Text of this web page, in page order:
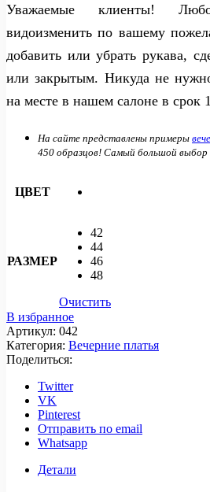
Уважаемые клиенты!
видоизменить по вашему
добавить или убрать рукава,
или закрытым. Никуда не
на месте в нашем салоне в срок
На сайте представлены примеры
450 образцов! Самый большой выбор
ЦВЕТ
РАЗМЕР
42
44
46
48
Очистить
В избранное
Артикул: 042
Категория: Вечерние платья
Поделиться:
Twitter
VK
Pinterest
Отправить по email
Whatsapp
Детали